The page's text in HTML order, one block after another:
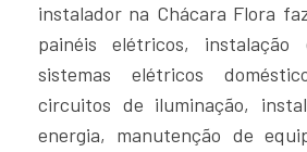
instalador na Chácara Flora
painéis elétricos,
sistemas elétricos
circuitos de iluminação,
energia, manutenção de